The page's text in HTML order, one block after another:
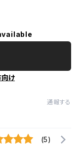
け
通報する
(5)